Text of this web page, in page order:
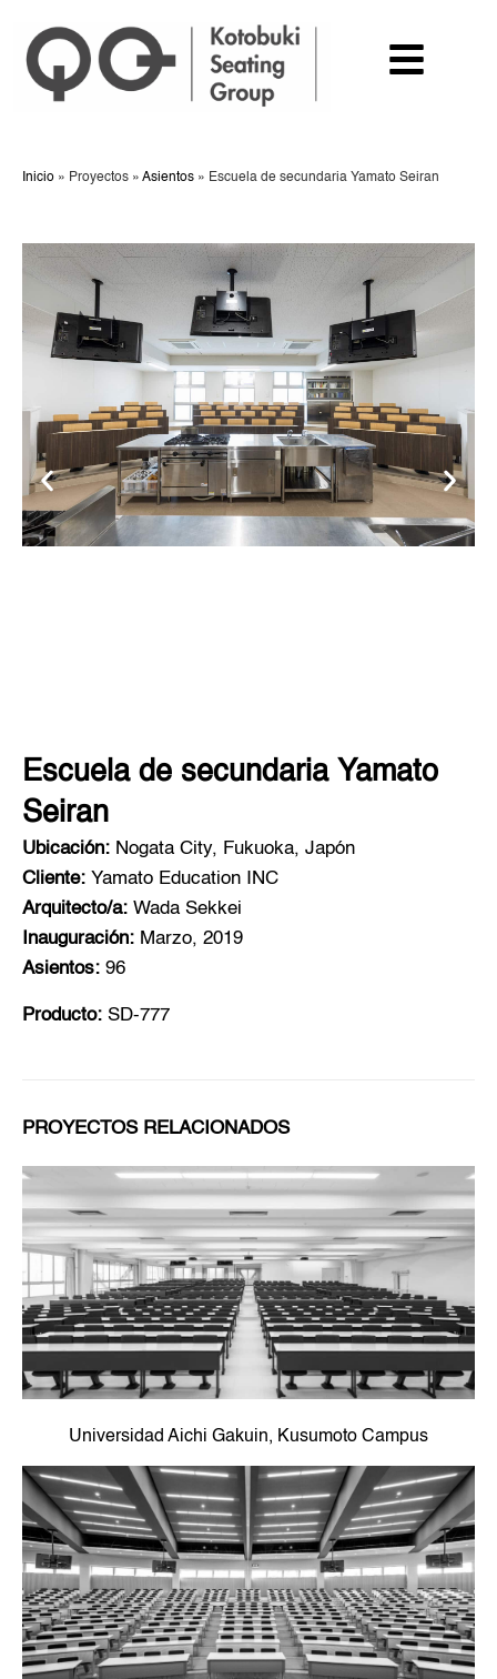
Inicio » Proyectos » Asientos » Escuela de secundaria Yamato Seiran
Escuela de secundaria Yamato
Seiran
Ubicación: Nogata City, Fukuoka, Japón
Cliente: Yamato Education INC
Arquitecto/a: Wada Sekkei
Inauguración: Marzo, 2019
Asientos: 96
Producto: SD-777
PROYECTOS RELACIONADOS
Universidad Aichi Gakuin, Kusumoto Campus